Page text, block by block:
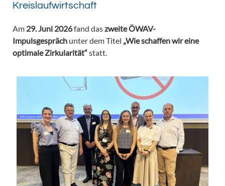
Kreislaufwirtschaft
Am 29. Juni 2026fand daszweite ÖWAV-
Impulsgespräch unter dem Titel „Wie schaffen wir eine
optimale Zirkularität“statt.